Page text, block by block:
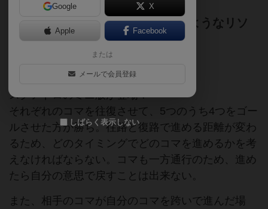
小さくなっても面白い！レースのようなリソ
ースマネジメントゲーム！
スクアドロのミニ版が登場！
それぞれのコマを往復させて、5つのうち4つをゴー
ルさせた方が勝ち。往路と復路で進める距離が変わ
るため、どのタイミングでどのコマを進めるかを考
えなければならない。コマも一方通行のため、進め
たら自分の意思で戻すことは出来ない。
また、相手のコマが自分のコマを跨いで進んだ場
Google X
Apple Facebook
または
メールで会員登録
しばらく表示しない